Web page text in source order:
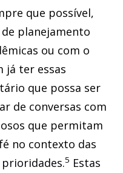
que possível,
planejamento
ou com o
já ter essas
que possa ser
de conversas com
que permitam
no contexto das
prioridades.5 Estas